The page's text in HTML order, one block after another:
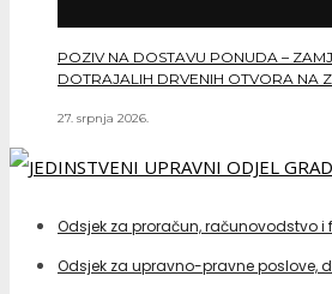
POZIV NA DOSTAVU PONUDA –
DOTRAJALIH DRVENIH OTVORA NA
27. srpnja 2026.
Odsjek za proračun, računovodstvo i
Odsjek za upravno-pravne poslove,